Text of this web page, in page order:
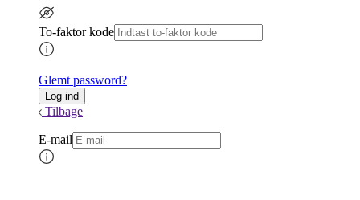
To-faktor kode
Glemt password?
Tilbage
E-mail